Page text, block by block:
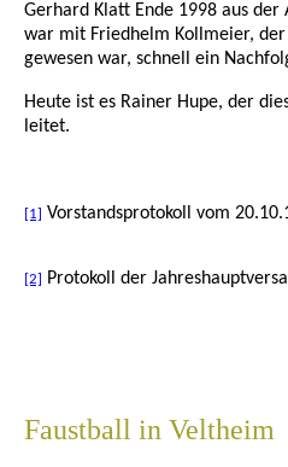
Gerhard Klatt Ende 1998 aus der
war mit Friedhelm Kollmeier,
gewesen war, schnell ein
Heute ist es Rainer Hupe, der
leitet.
[1] Vorstandsprotokoll vom
[2] Protokoll der
Faustball in Veltheim